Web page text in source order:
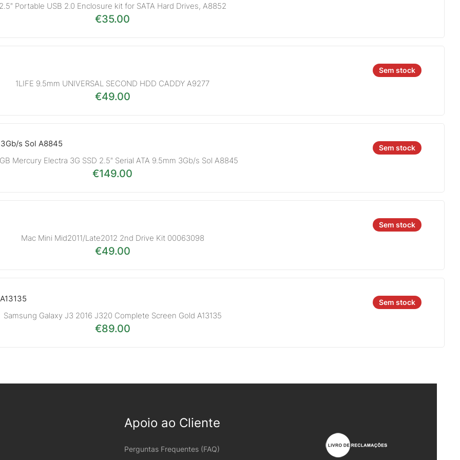
Portable USB 2.0 Enclosure kit for SATA Hard Drives, A8852
€35.00
Sem stock
1LIFE 9.5mm UNIVERSAL SECOND HDD CADDY A9277
€49.00
Sem stock
Mercury Electra 3G SSD 2.5″ Serial ATA 9.5mm 3Gb/s Sol A8845
€149.00
Sem stock
Mac Mini Mid2011/Late2012 2nd Drive Kit 00063098
€49.00
Sem stock
Samsung Galaxy J3 2016 J320 Complete Screen Gold A13135
€89.00
Apoio ao Cliente
Perguntas Frequentes (FAQ)